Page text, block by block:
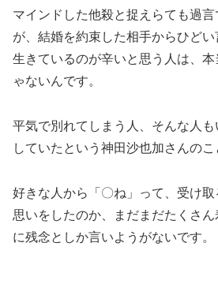
マインドした他殺と捉えらても過
が、結婚を約束した相手からひど
生きているのが辛いと思う人は、
ゃないんです。
平気で別れてしまう人、そんな人
していたという神田沙也加さんのこ
好きな人から「〇ね」って、受け
思いをしたのか、まだまだたくさ
に残念としか言いようがないです。